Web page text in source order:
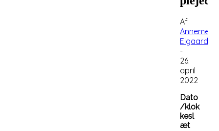
Af
Annemette
Elgaard
-
26.
april
2022
Dato
/klok
kesl
æt